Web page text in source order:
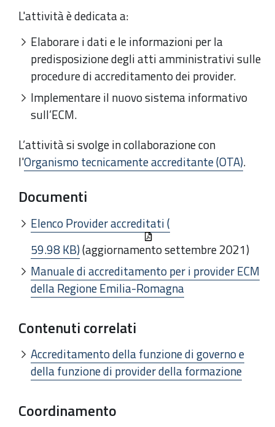
L'attività è dedicata a:
Elaborare i dati e le informazioni per la
predisposizione degli atti amministrativi sulle
procedure di accreditamento dei provider.
Implementare il nuovo sistema informativo
sull’ECM.
L’attività si svolge in collaborazione con
l'Organismo tecnicamente accreditante (OTA).
Documenti
Elenco Provider accreditati (
59.98 KB)(aggiornamento settembre 2021)
Manuale di accreditamento per i provider ECM
della Regione Emilia-Romagna
Contenuti correlati
Accreditamento della funzione di governo e
della funzione di provider della formazione
Coordinamento